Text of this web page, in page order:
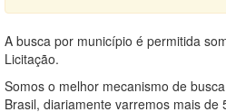
A busca por município é permitida
Licitação.
Somos o melhor mecanismo de
Brasil, diariamente varremos mais de